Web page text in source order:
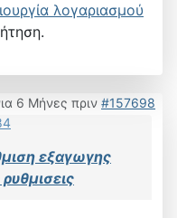
λογαριασμού
6 Μήνες πριν #157698
εξαγωγης